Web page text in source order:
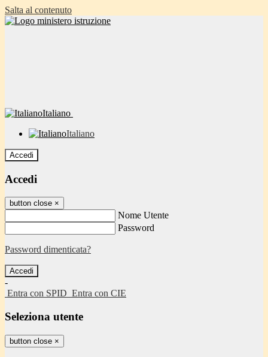
Salta al contenuto
Italiano
Italiano
Accedi
Accedi
button close ×
Nome Utente
Password
Password dimenticata?
-
Entra con SPID Entra con CIE
Seleziona utente
button close ×